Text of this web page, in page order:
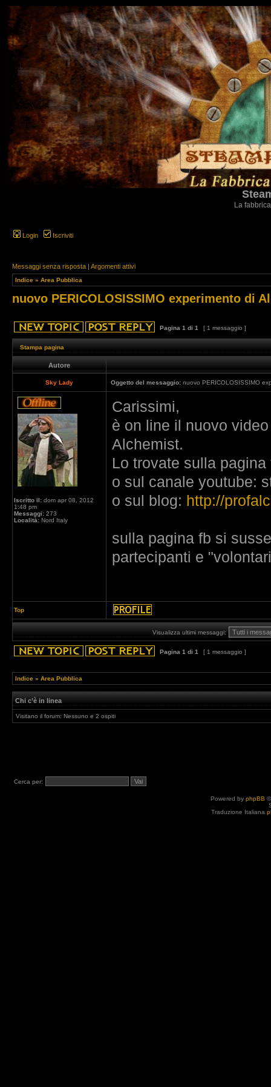
La
Login Iscriviti
Messaggi senza risposta | Argomenti attivi
Indice » Area Pubblica
nuovo PERICOLOSISSIMO experimento di
Pagina 1 di 1 [ 1 messaggio ]
Stampa pagina
Autore
Sky Lady Oggetto del messaggio: nuovo PERICOLOSISSIMO
Iscritto il: dom apr 08, 2012
1:48 pm
Messaggi: 273
Località: Nord Italy
Carissimi,
è on line il nuovo
Alchemist.
Lo trovate sulla
o sul canale youtube:
o sul blog: http://
sulla pagina fb si
partecipanti e
Top
Visualizza ultimi messaggi:
Pagina 1 di 1 [ 1 messaggio ]
Indice » Area Pubblica
Chi c’è in linea
Visitano il forum: Nessuno e 2 ospiti
Cerca per:
Powered by phpBB
Traduzione Italiana